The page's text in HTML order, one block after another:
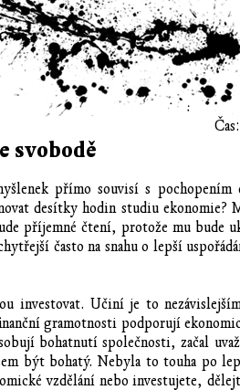
svobodě
přímo souvisí s
desítky hodin studiu
příjemné čtení, protože mu bude
často na snahu o lepší
investovat. Učiní je to
gramotnosti podporují
bohatnutí společnosti, začal
být bohatý. Nebyla to touha po
vzdělání nebo investujete,